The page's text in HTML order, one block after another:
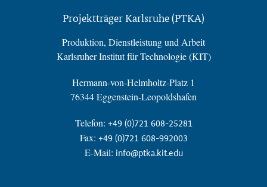
Projektträger Karlsruhe (PTKA)
Produktion, Dienstleistung und Arbeit
Karlsruher Institut für Technologie (KIT)
Hermann-von-Helmholtz-Platz 1
76344 Eggenstein-Leopoldshafen
Telefon: +49 (0)721 608-25281
Fax: +49 (0)721 608-992003
E-Mail: info@ptka.kit.edu